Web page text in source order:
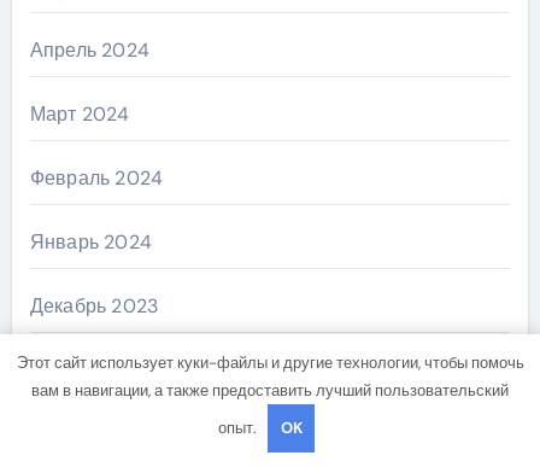
Апрель 2024
Март 2024
Февраль 2024
Январь 2024
Декабрь 2023
Ноябрь 2023
Этот сайт использует куки-файлы и другие технологии, чтобы помочь
вам в навигации, а также предоставить лучший пользовательский
опыт.
OK